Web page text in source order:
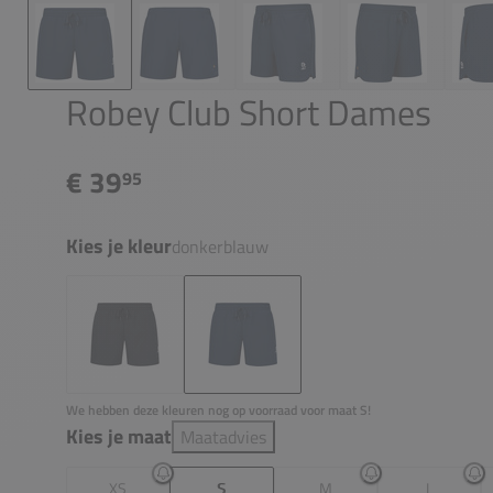
Robey Club Short Dames
€ 3995
Kies je kleurdonkerblauw
We hebben deze kleuren nog op voorraad voor maat S!
Kies je maat Maatadvies